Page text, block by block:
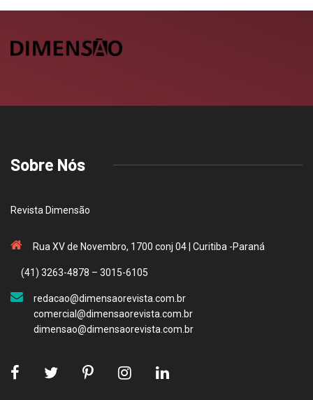
Sobre Nós
Revista Dimensão
Rua XV de Novembro, 1700 conj 04 | Curitiba -Paraná
(41) 3263-4878 – 3015-6105
redacao@dimensaorevista.com.br
comercial@dimensaorevista.com.br
dimensao@dimensaorevista.com.br